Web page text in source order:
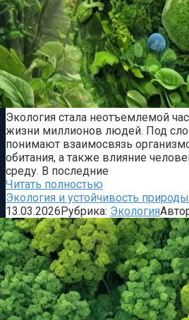
Экология стала неотъемлемой
жизни миллионов людей. Под
понимают взаимосвязь
обитания, а также влияние
среду. В последние
Читать полностью
Экология и устойчивость
13.03.2026Рубрика: Экология